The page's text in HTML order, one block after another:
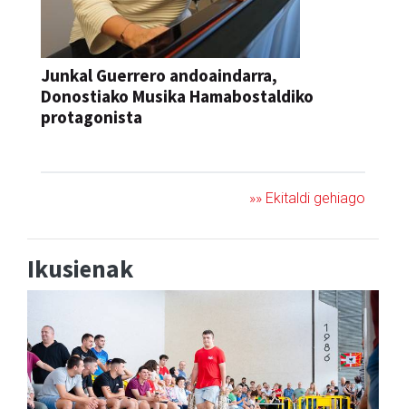
Junkal Guerrero andoaindarra,
Donostiako Musika Hamabostaldiko
protagonista
»» Ekitaldi gehiago
Ikusienak